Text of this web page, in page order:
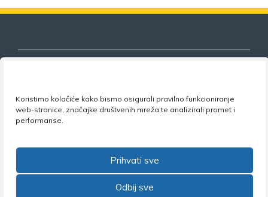
Koristimo kolačiće kako bismo osigurali pravilno funkcioniranje
web-stranice, značajke društvenih mreža te analizirali promet i
performanse.
Prihvati sve
Odbij sve
Nezavisni sindikat znanosti i visokog
obrazovanja
Adresa: Florijana Andrašeca 18A / VI kat • 10 000
+385 1 4847 337